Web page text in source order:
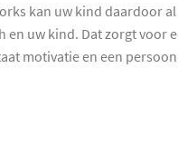
kan uw kind daardoor
en uw kind. Dat zorgt
motivatie en een